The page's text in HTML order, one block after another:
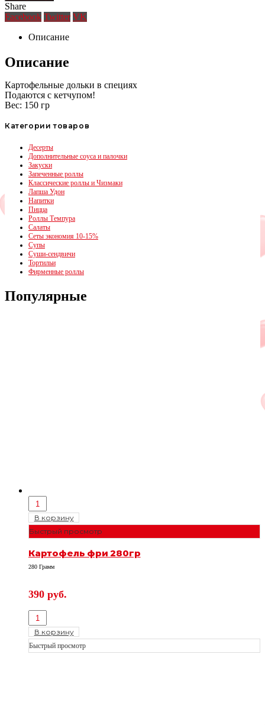
Share
Facebook Twitter VK
Описание
Описание
Картофельные дольки в специях
Подаются с кетчупом!
Вес: 150 гр
Категории товаров
Десерты
Дополнительные соуса и палочки
Закуски
Запеченные роллы
Классические роллы и Чизмаки
Лапша Удон
Напитки
Пицца
Роллы Темпура
Салаты
Сеты экономия 10-15%
Супы
Суши-сендвичи
Тортильи
Фирменные роллы
Популярные
В корзину
Быстрый просмотр
Картофель фри 280гр
280 Грамм
390 руб.
В корзину
Быстрый просмотр